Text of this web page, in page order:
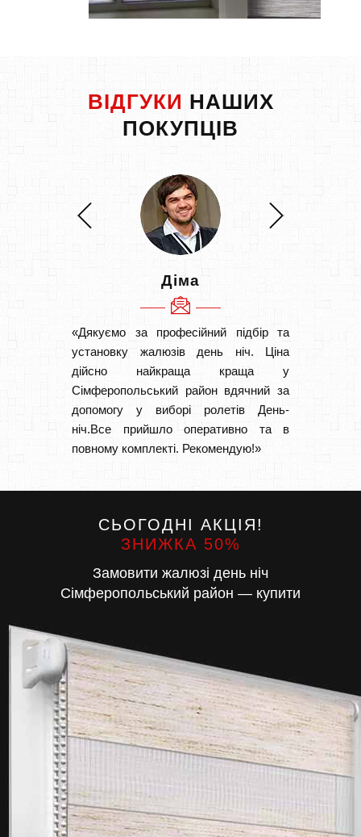
ВІДГУКИ НАШИХ
ПОКУПЦІВ
Діма
«Дякуємо за професійний підбір та
установку жалюзів день ніч. Ціна
дійсно найкраща краща у
Сімферопольський район вдячний за
допомогу у виборі ролетів День-
ніч.Все прийшло оперативно та в
повному комплекті. Рекомендую!»
СЬОГОДНІ АКЦІЯ!
ЗНИЖКА 50%
Замовити жалюзі день ніч
Сімферопольський район — купити